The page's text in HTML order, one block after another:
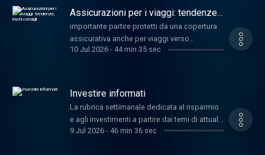
modificato. Ne parliamo con l avv. Giorgio
Vaccaro - esperto diritto di famiglia per Il
Sole 24 ORE . MeteoBorsa a cura di Roberto
Rossignoli , Senior Portfolio Manager di
Assicurazioni per i viaggi: tendenze,
rischi consigli
importante partire protetti da una copertura
assicurativa anche per viaggi verso
destinazioni vicine, come una capitale
annullamento del viaggio. Ne parliamo con
Mediterranea di Redion e Anna Vizzari -
coordinatrice Public Affairs Altroconsumo.
10 Jul 2026- 44 min 35 sec
Investire informati
La rubrica settimanale dedicata al risparmio
e agli investimenti a partire dai temi di attualit
. Adriano Nelli , executive vice president e
9 Jul 2026- 46 min 36 sec